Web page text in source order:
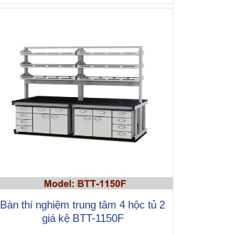
Bàn thí nghiệm trung tâm 4 hộc tủ 2
giá kệ BTT-1150F